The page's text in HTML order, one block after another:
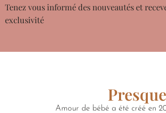
Tenez vous informé des nouveautés et
exclusivité
Amour de bébé a été créé en